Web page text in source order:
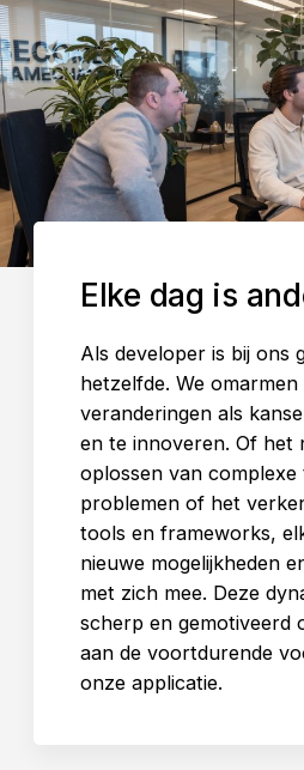
Elke dag is
Als developer is bij ons
hetzelfde. We
veranderingen als
en te innoveren. Of het
oplossen van complexe
problemen of het
tools en frameworks,
nieuwe mogelijkheden
met zich mee. Deze
scherp en gemotiveerd
aan de voortdurende
onze applicatie.